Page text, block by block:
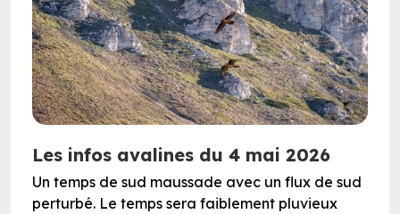
Les infos avalines du 4 mai 2026
Un temps de sud maussade avec un flux de sud
perturbé. Le temps sera faiblement pluvieux